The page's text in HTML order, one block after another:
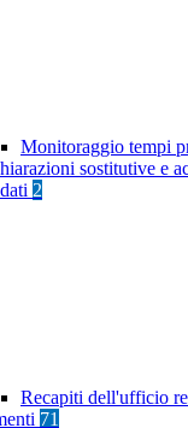
Monitoraggio tempi
sostitutive e
2
Recapiti dell'ufficio
71